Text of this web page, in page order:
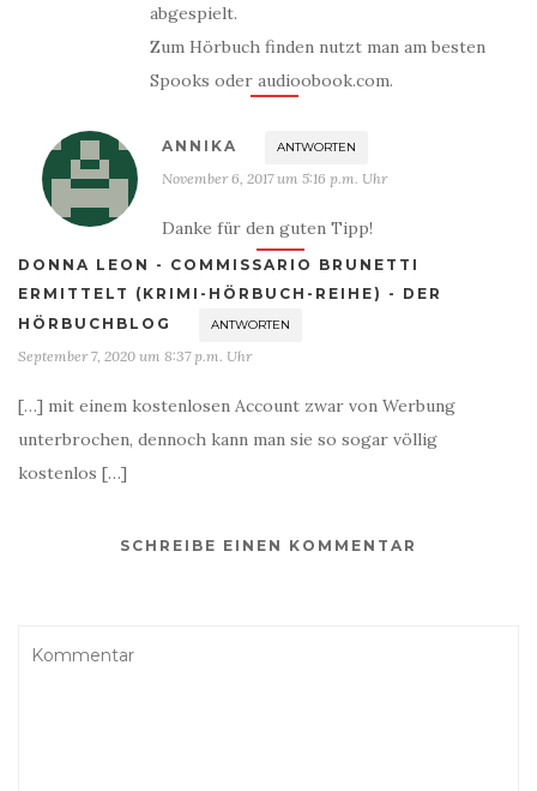
abgespielt.
Zum Hörbuch finden nutzt man am besten
Spooks oder audioobook.com.
ANNIKA ANTWORTEN
November 6, 2017 um 5:16 p.m. Uhr
Danke für den guten Tipp!
DONNA LEON - COMMISSARIO BRUNETTI
ERMITTELT (KRIMI-HÖRBUCH-REIHE) - DER
HÖRBUCHBLOG
ANTWORTEN
September 7, 2020 um 8:37 p.m. Uhr
[…] mit einem kostenlosen Account zwar von Werbung
unterbrochen, dennoch kann man sie so sogar völlig
kostenlos […]
SCHREIBE EINEN KOMMENTAR